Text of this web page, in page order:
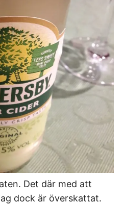
Det där med att
dock är överskattat.